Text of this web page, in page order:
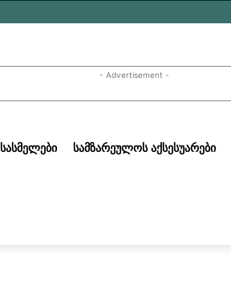
- Advertisement -
ᲡᲐᲡᲛᲔᲚᲔᲑᲘ ᲡᲐᲛᲖᲐᲠᲔᲣᲚᲝᲡ ᲐᲥᲡᲔᲡᲣᲐᲠᲔᲑᲘ